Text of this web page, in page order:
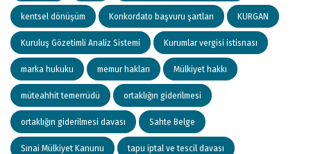
kentsel dönüşüm Konkordato başvuru şartları KURGAN
Kuruluş Gözetimli Analiz Sistemi Kurumlar vergisi istisnası
marka hukuku memur hakları Mülkiyet hakkı
müteahhit temerrüdü ortaklığın giderilmesi
ortaklığın giderilmesi davası Sahte Belge
Sınai Mülkiyet Kanunu tapu iptal ve tescil davası